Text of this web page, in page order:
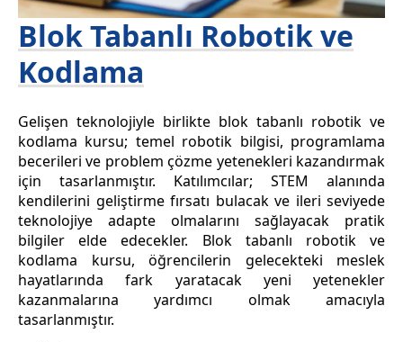
Blok Tabanlı Robotik ve
Kodlama
Gelişen teknolojiyle birlikte blok tabanlı robotik ve
kodlama kursu; temel robotik bilgisi, programlama
becerileri ve problem çözme yetenekleri kazandırmak
için tasarlanmıştır. Katılımcılar; STEM alanında
kendilerini geliştirme fırsatı bulacak ve ileri seviyede
teknolojiye adapte olmalarını sağlayacak pratik
bilgiler elde edecekler. Blok tabanlı robotik ve
kodlama kursu, öğrencilerin gelecekteki meslek
hayatlarında fark yaratacak yeni yetenekler
kazanmalarına yardımcı olmak amacıyla
tasarlanmıştır.